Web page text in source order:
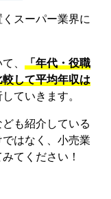
スーパー業界に
、 「年代・役職
して平均年収は
ていきます。
も紹介している
はなく、小売業
てください！